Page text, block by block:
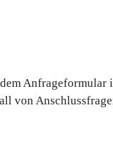
Anfrageformular
von